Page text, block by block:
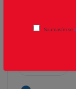
Cena: Souhlasím se